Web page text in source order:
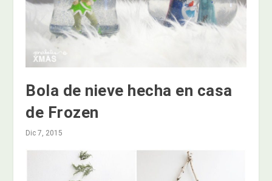
Bola de nieve hecha en casa
de Frozen
Dic 7, 2015